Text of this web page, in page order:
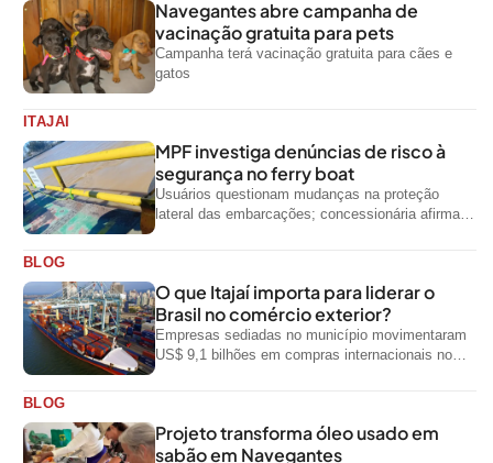
Navegantes abre campanha de
vacinação gratuita para pets
Campanha terá vacinação gratuita para cães e
gatos
ITAJAI
MPF investiga denúncias de risco à
segurança no ferry boat
Usuários questionam mudanças na proteção
lateral das embarcações; concessionária afirma
BLOG
O que Itajaí importa para liderar o
Brasil no comércio exterior?
Empresas sediadas no município movimentaram
US$ 9,1 bilhões em compras internacionais no
BLOG
Projeto transforma óleo usado em
sabão em Navegantes